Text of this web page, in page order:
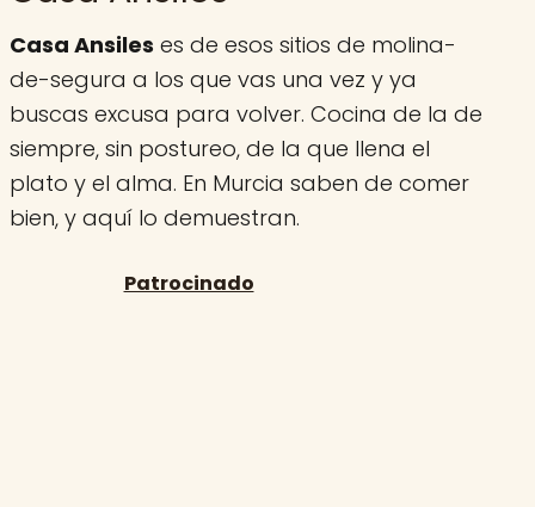
Casa Ansiles es de esos sitios de molina-
de-segura a los que vas una vez y ya
buscas excusa para volver. Cocina de la de
siempre, sin postureo, de la que llena el
plato y el alma. En Murcia saben de comer
bien, y aquí lo demuestran.